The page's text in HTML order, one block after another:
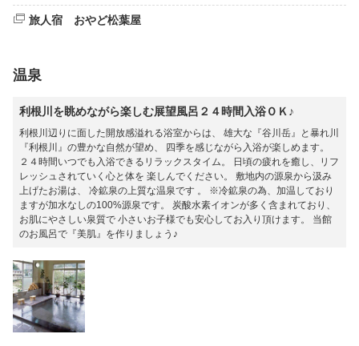
旅人宿 おやど松葉屋
温泉
利根川を眺めながら楽しむ展望風呂２４時間入浴ＯＫ♪
利根川辺りに面した開放感溢れる浴室からは、 雄大な『谷川岳』と暴れ川
『利根川』の豊かな自然が望め、 四季を感じながら入浴が楽しめます。
２４時間いつでも入浴できるリラックスタイム。 日頃の疲れを癒し、リフ
レッシュされていく心と体を 楽しんでください。 敷地内の源泉から汲み
上げたお湯は、 冷鉱泉の上質な温泉です 。 ※冷鉱泉の為、加温しており
ますが加水なしの100%源泉です。 炭酸水素イオンが多く含まれており、
お肌にやさしい泉質で 小さいお子様でも安心してお入り頂けます。 当館
のお風呂で『美肌』を作りましょう♪